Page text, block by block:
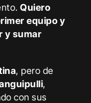
Quiero
equipo y
y sumar
, pero de
,
con sus